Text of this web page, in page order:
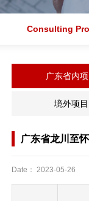
Consulting
广东省内项
境外项目
广东省龙川至
Date： 2023-05-26